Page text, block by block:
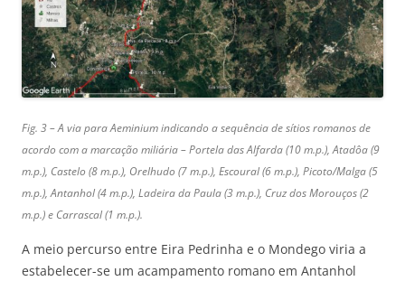
Fig. 3 – A via para Aeminium indicando a sequência de sítios romanos de
acordo com a marcação miliária – Portela das Alfarda (10 m.p.),Atadôa (9
m.p.), Castelo (8 m.p.), Orelhudo (7 m.p.), Escoural (6 m.p.), Picoto/Malga (5
m.p.), Antanhol (4 m.p.), Ladeira da Paula (3 m.p.), Cruz dos Morouços (2
m.p.) e Carrascal (1 m.p.).
A meio percurso entre Eira Pedrinha e o Mondego viria a
estabelecer-se um acampamento romano em Antanhol